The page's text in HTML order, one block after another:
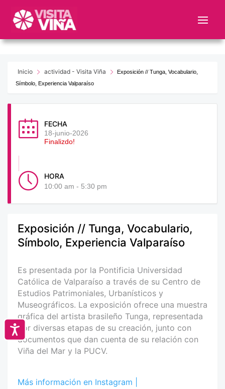
este
web
sistema
Accesibilidad
Inicio actividad - Visita Viña
Exposición // Tunga, Vocabulario,
Símbolo, Experiencia Valparaíso
FECHA
18-junio-2026
Finalizdo!
HORA
10:00 am - 5:30 pm
Exposición // Tunga, Vocabulario,
Símbolo, Experiencia Valparaíso
Es presentada por la Pontificia Universidad
Católica de Valparaíso a través de su Centro de
Estudios Patrimoniales, Urbanísticos y
Museográficos. La exposición ofrece una muestra
gráfica del artista brasileño Tunga, representada
por diversas etapas de su creación, junto con
documentos que dan cuenta de su relación con
Viña del Mar y la PUCV.
Más información en Instagram |